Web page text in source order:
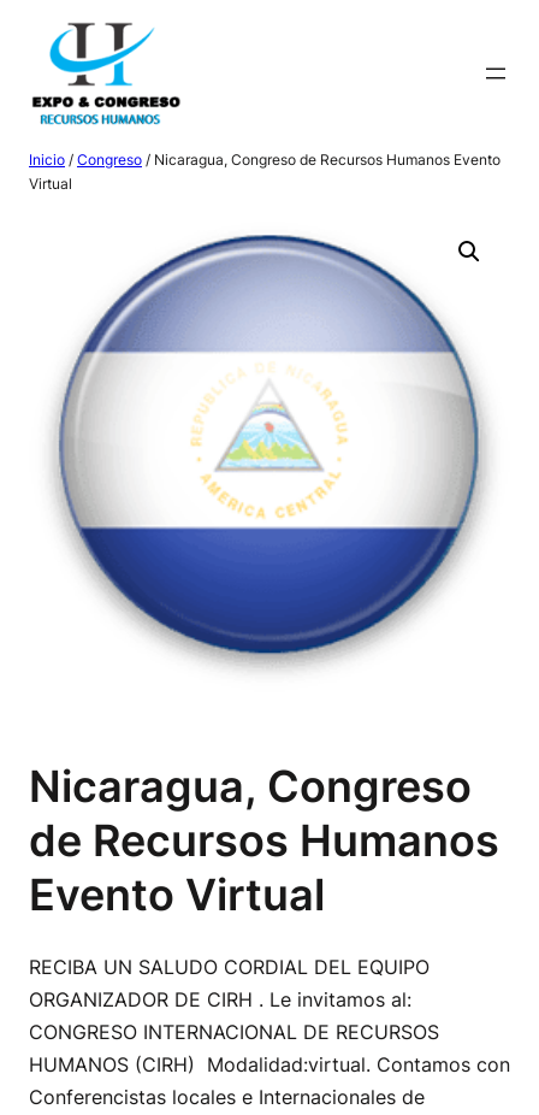
contenido
Inicio / Congreso / Nicaragua, Congreso de Recursos Humanos Evento
Virtual
Nicaragua, Congreso
de Recursos Humanos
Evento Virtual
RECIBA UN SALUDO CORDIAL DEL EQUIPO
ORGANIZADOR DE CIRH . Le invitamos al:
CONGRESO INTERNACIONAL DE RECURSOS
HUMANOS (CIRH) Modalidad:virtual. Contamos con
Conferencistas locales e Internacionales de